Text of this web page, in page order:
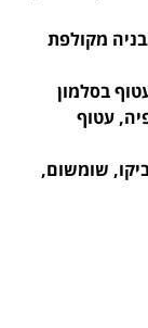
מקולפת
בסלמון
עטוף
שומשום,